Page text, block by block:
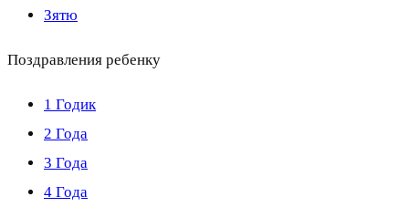
Зятю
Поздравления ребенку
1 Годик
2 Года
3 Года
4 Года